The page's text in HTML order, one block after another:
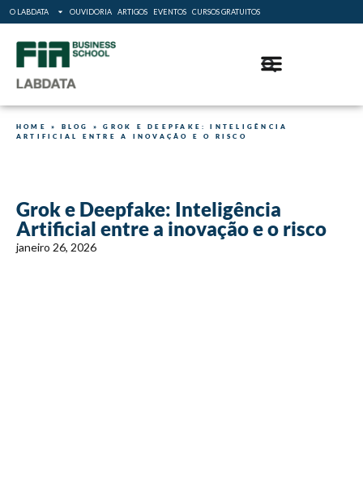
O LABDATA OUVIDORIA ARTIGOS EVENTOS CURSOS GRATUITOS
HOME » BLOG »GROK E DEEPFAKE: INTELIGÊNCIA
ARTIFICIAL ENTRE A INOVAÇÃO E O RISCO
Grok e Deepfake: Inteligência
Artificial entre a inovação e o risco
janeiro 26, 2026